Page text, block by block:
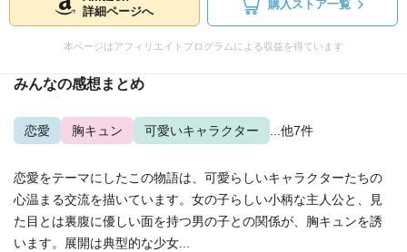
詳細ページへ
購入ストア一覧
本ページはアフィリエイトプログラムによる収益を得ています
みんなの感想まとめ
恋愛 胸キュン 可愛いキャラクター ...他7件
恋愛をテーマにしたこの物語は、可愛らしいキャラクターたちの
心温まる交流を描いています。女の子らしい小柄な主人公と、見
た目とは裏腹に優しい面を持つ男の子との関係が、胸キュンを誘
います。展開は典型的な少女...